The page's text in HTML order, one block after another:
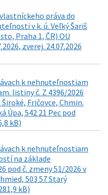
práva do
v k. ú. Veľký Šariš
Praha 1, ČR) OU
zverej. 24.07.2026
k nehnuteľnostiam
listiny č. Z 4396/2026
Široké, Fričovce, Chmin.
Úpa, 542 21 Pec pod
kB)
k nehnuteľnostiam
na základe
pod č. zmeny 51/2026 v
503 57 Starý
kB)